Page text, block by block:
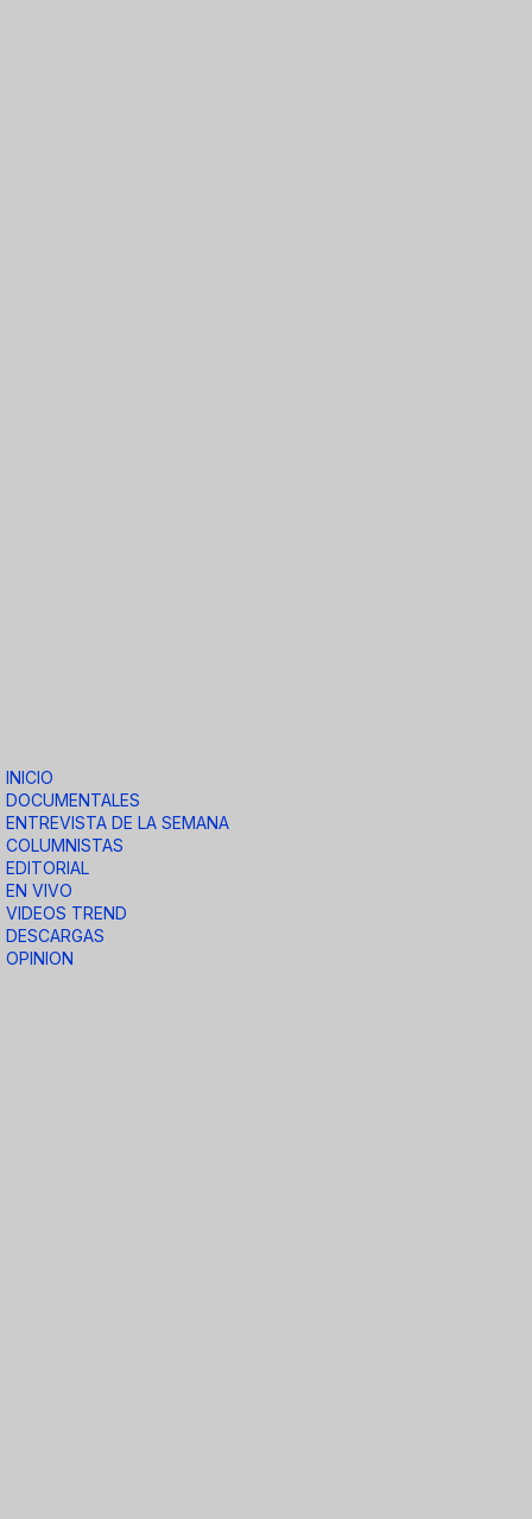
INICIO
DOCUMENTALES
ENTREVISTA DE LA SEMANA
COLUMNISTAS
EDITORIAL
EN VIVO
VIDEOS TREND
DESCARGAS
OPINION